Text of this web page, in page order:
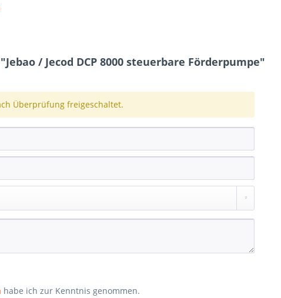
/ Jecod DCP 8000 steuerbare Förderpumpe"
Überprüfung freigeschaltet.
habe ich zur Kenntnis genommen.